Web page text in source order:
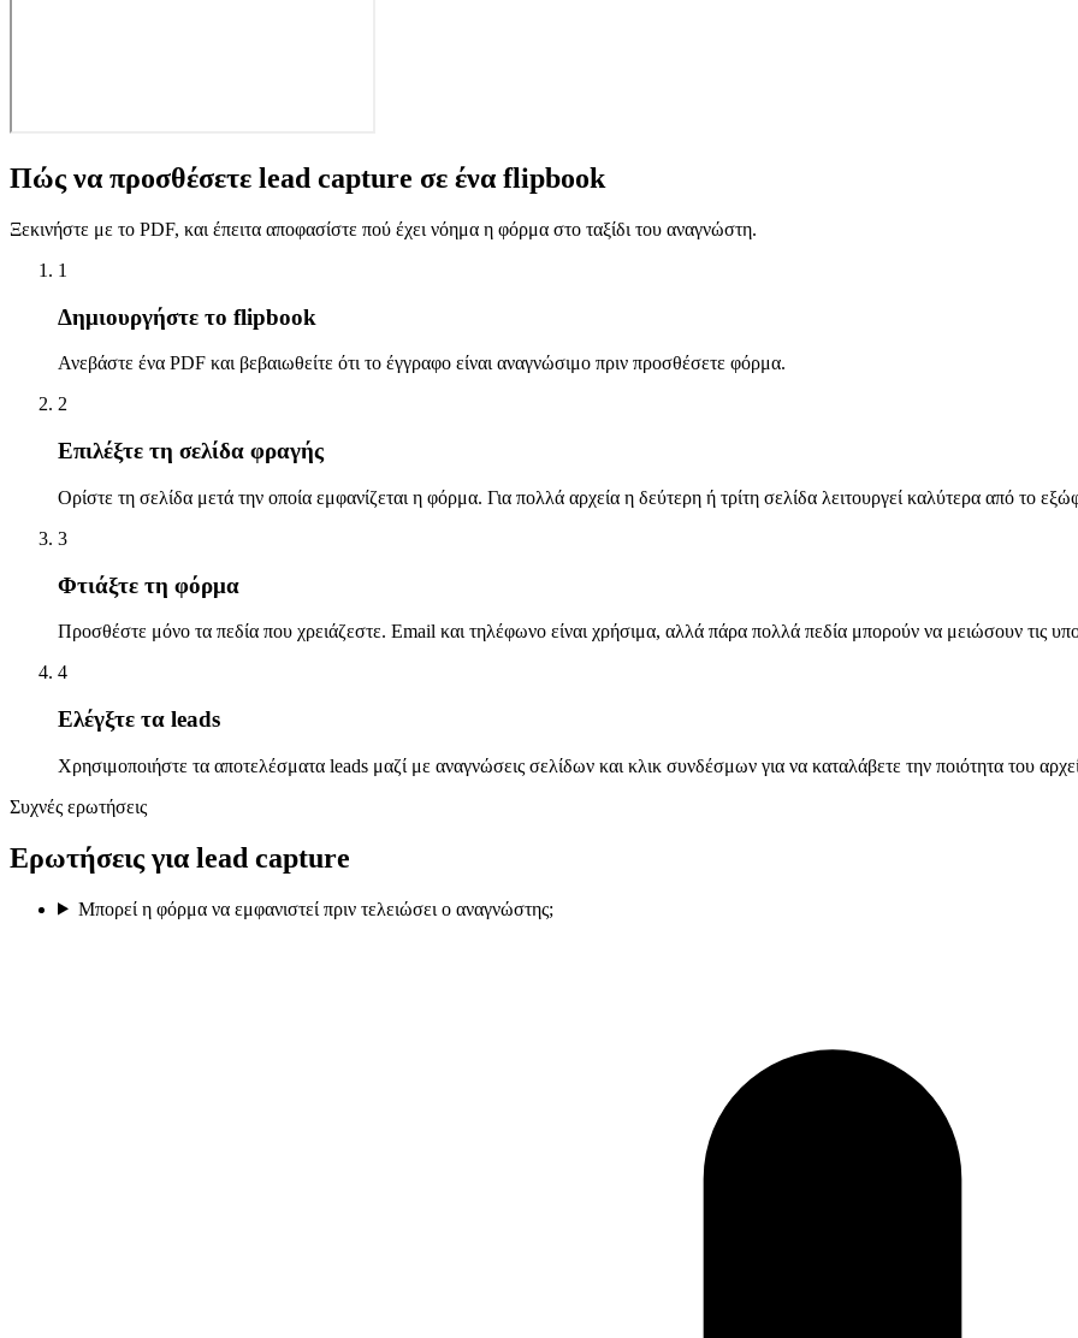
Πώς να προσθέσετε lead capture σε ένα flipbook
Ξεκινήστε με το PDF, και έπειτα αποφασίστε πού έχει νόημα η φόρμα στο ταξίδι του αναγνώστη.
1
Δημιουργήστε το flipbook
Ανεβάστε ένα PDF και βεβαιωθείτε ότι το έγγραφο είναι αναγνώσιμο πριν προσθέσετε φόρμα.
2
Επιλέξτε τη σελίδα φραγής
Ορίστε τη σελίδα μετά την οποία εμφανίζεται η φόρμα. Για πολλά αρχεία η δεύτερη ή τρίτη σελίδα λειτουργεί καλύτερα από το
3
Φτιάξτε τη φόρμα
Προσθέστε μόνο τα πεδία που χρειάζεστε. Email και τηλέφωνο είναι χρήσιμα, αλλά πάρα πολλά πεδία μπορούν να μειώσουν τις
4
Ελέγξτε τα leads
Χρησιμοποιήστε τα αποτελέσματα leads μαζί με αναγνώσεις σελίδων και κλικ συνδέσμων για να καταλάβετε την ποιότητα του
Συχνές ερωτήσεις
Ερωτήσεις για lead capture
Μπορεί η φόρμα να εμφανιστεί πριν τελειώσει ο αναγνώστης;